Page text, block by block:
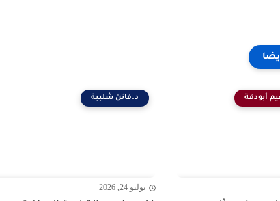
أبودقة د.فاتن شلبية
يوليو 24, 2026